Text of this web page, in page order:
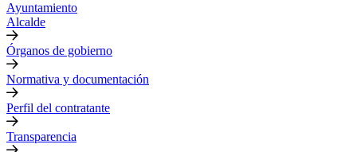
Ayuntamiento
Alcalde
Órganos de gobierno
Normativa y documentación
Perfil del contratante
Transparencia